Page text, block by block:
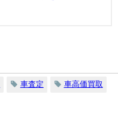
車査定 車高価買取